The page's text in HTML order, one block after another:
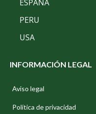
ESPAÑA
PERU
USA
INFORMACIÓN LEGAL
Aviso legal
Política de privacidad